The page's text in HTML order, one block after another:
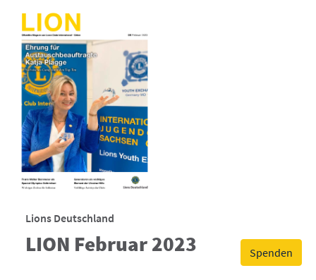
Spenden
Lions Deutschland
LION Februar 2023